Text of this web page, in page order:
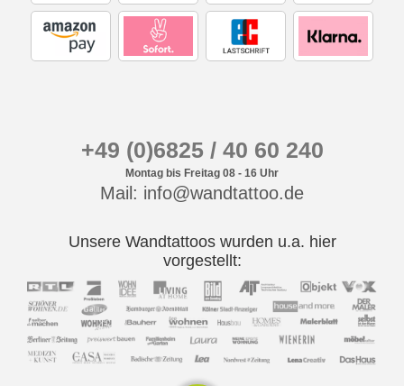
+49 (0)6825 / 40 60 240
Montag bis Freitag 08 - 16 Uhr
Mail: info@wandtattoo.de
Unsere Wandtattoos wurden u.a. hier
vorgestellt: